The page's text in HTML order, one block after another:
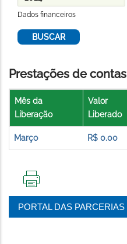
Dados financeiros
Prestações de contas
Mês da
Liberação
Valor
Liberado
Março R$ 0.00
PÁGINA
PORTAL DAS PARCERIAS